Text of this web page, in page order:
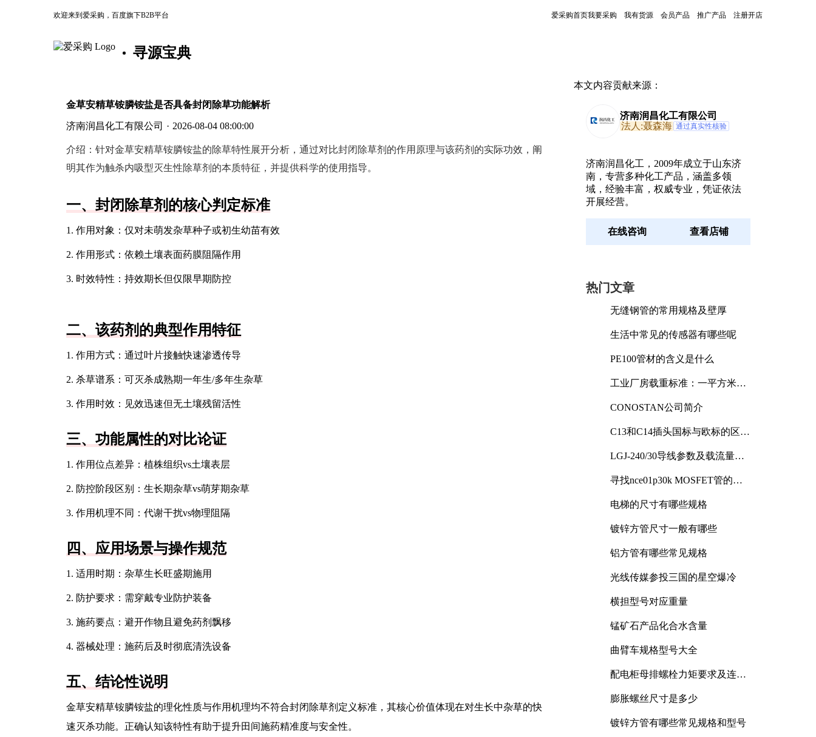
欢迎来到爱采购，百度旗下B2B平台 爱采购首页我要采购 我有货源 会员产品 推广产品 注册开店
寻源宝典
金草安精草铵膦铵盐是否具备封闭除草功能解析
济南润昌化工有限公司 · 2026-08-04 08:00:00
介绍： 针对金草安精草铵膦铵盐的除草特性展开分析，通过对比封闭除草剂的作用原理与该药剂的实际功效，阐
明其作为触杀内吸型灭生性除草剂的本质特征，并提供科学的使用指导。
一、封闭除草剂的核心判定标准
1. 作用对象：仅对未萌发杂草种子或初生幼苗有效
2. 作用形式：依赖土壤表面药膜阻隔作用
3. 时效特性：持效期长但仅限早期防控
二、该药剂的典型作用特征
1. 作用方式：通过叶片接触快速渗透传导
2. 杀草谱系：可灭杀成熟期一年生/多年生杂草
3. 作用时效：见效迅速但无土壤残留活性
三、功能属性的对比论证
1. 作用位点差异：植株组织vs土壤表层
2. 防控阶段区别：生长期杂草vs萌芽期杂草
3. 作用机理不同：代谢干扰vs物理阻隔
四、应用场景与操作规范
1. 适用时期：杂草生长旺盛期施用
2. 防护要求：需穿戴专业防护装备
3. 施药要点：避开作物且避免药剂飘移
4. 器械处理：施药后及时彻底清洗设备
五、结论性说明
金草安精草铵膦铵盐的理化性质与作用机理均不符合封闭除草剂定义标准，其核心价值体现在对生长中杂草的快
速灭杀功能。正确认知该特性有助于提升田间施药精准度与安全性。
本文内容贡献来源：
济南润昌化工有限公司
法人:聂森海 通过真实性核验
济南润昌化工，2009年成立于山东济
南，专营多种化工产品，涵盖多领
域，经验丰富，权威专业，凭证依法
开展经营。
在线咨询 查看店铺
热门文章
无缝钢管的常用规格及壁厚
生活中常见的传感器有哪些呢
PE100管材的含义是什么
工业厂房载重标准：一平方米能
CONOSTAN公司简介
C13和C14插头国标与欧标的区别
LGJ-240/30导线参数及载流量解
寻找nce01p30k MOSFET管的合
电梯的尺寸有哪些规格
镀锌方管尺寸一般有哪些
铝方管有哪些常见规格
光线传媒参投三国的星空爆冷
横担型号对应重量
锰矿石产品化合水含量
曲臂车规格型号大全
配电柜母排螺栓力矩要求及连接
膨胀螺丝尺寸是多少
镀锌方管有哪些常见规格和型号